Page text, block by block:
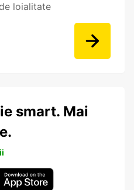
loialitate
smart. Mai